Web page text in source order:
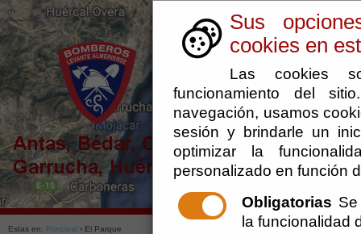
Sus
cookies en
Las cookies
funcionamiento del
navegación, usamos
sesión y brindarle un
optimizar la
personalizado en función
Obligatorias
la funcionalidad
Estas en: Principal › El Parque